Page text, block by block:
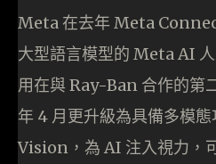
Meta 在去年 Meta
大型語言模型的 Meta AI
用在與 Ray-Ban 合作的第
年 4 月更升級為具備多模
Vision，為 AI 注入視力，